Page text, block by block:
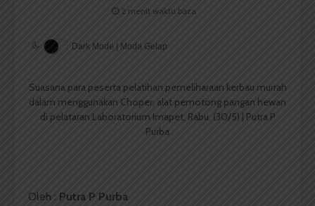
2 menit waktu baca
Dark Mode | Moda Gelap
Suasana para peserta pelatihan pemeliharaan kerbau murrah
dalam menggunakan Choper, alat pemotong pangan hewan
di pelataran Laboratorium Imapet, Rabu, (30/5) | Putra P
Purba
Oleh : Putra P Purba